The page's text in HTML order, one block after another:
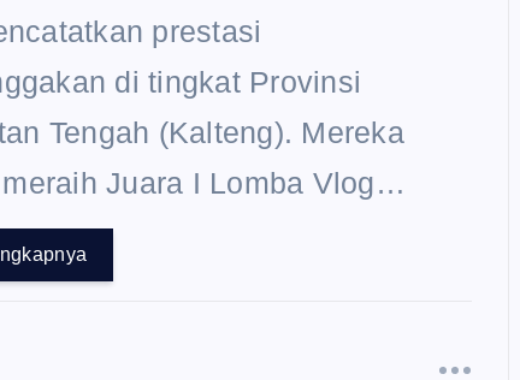
prestasi
di tingkat Provinsi
Tengah (Kalteng). Mereka
Juara I Lomba Vlog…